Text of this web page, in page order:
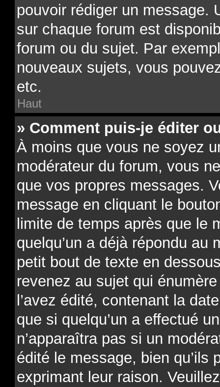
pouvoir rédiger un message.
sur chaque forum est
forum ou du sujet. Par
nouveaux sujets, vous
etc.
Haut
» Comment puis-je éditer
À moins que vous ne soyez
modérateur du forum, vous
que vos propres messages.
message en cliquant le
limite de temps après que le
quelqu’un a déjà répondu au
petit bout de texte en
revenez au sujet qui
l’avez édité, contenant la
que si quelqu’un a effectué
n’apparaîtra pas si un
édité le message, bien qu’ils
exprimant leur raison.